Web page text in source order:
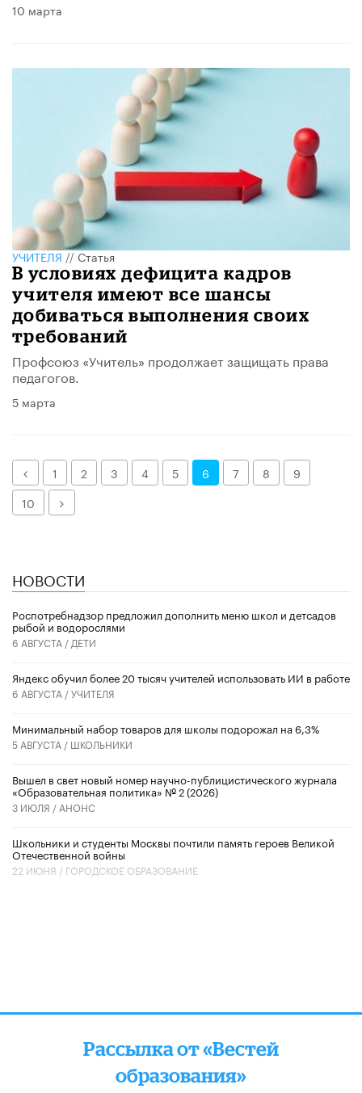
10 марта
УЧИТЕЛЯ//Статья
В условиях дефицита кадров
учителя имеют все шансы
добиваться выполнения своих
требований
Профсоюз «Учитель» продолжает защищать права
педагогов.
5 марта
Назад1 2 3 4 5 6 7 8
9
10
Далее
НОВОСТИ
Роспотребнадзор предложил дополнить меню школ и детсадов
рыбой и водорослями
6 АВГУСТА / ДЕТИ
​Яндекс обучил более 20 тысяч учителей использовать ИИ в работе
6 АВГУСТА /УЧИТЕЛЯ
Минимальный набор товаров для школы подорожал на 6,3%
5 АВГУСТА / ШКОЛЬНИКИ
Вышел в свет новый номер научно-публицистического журнала
«Образовательная политика» № 2 (2026)
3 ИЮЛЯ / АНОНС
Школьники и студенты Москвы почтили память героев Великой
Отечественной войны
22 ИЮНЯ / ГОРОДСКОЕ ОБРАЗОВАНИЕ
Рассылка от «Вестей
образования»